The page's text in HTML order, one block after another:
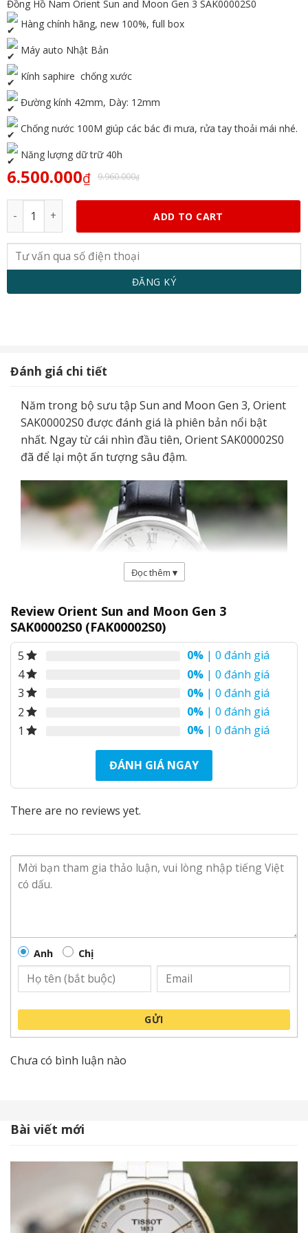
Đồng Hồ Nam Orient Sun and Moon Gen 3 SAK00002S0
Hàng chính hãng, new 100%, full box
Máy auto Nhật Bản
Kính saphire chống xước
Đường kính 42mm, Dày: 12mm
Chống nước 100M giúp các bác đi mưa, rửa tay thoải mái nhé.
Năng lượng dữ trữ 40h
6.500.000₫ 9.960.000₫
ADD TO CART
Đánh giá chi tiết
Năm trong bộ sưu tập Sun and Moon Gen 3, Orient
SAK00002S0 được đánh giá là phiên bản nổi bật
nhất. Ngay từ cái nhìn đầu tiên, Orient SAK00002S0
đã để lại một ấn tượng sâu đậm.
Đánh Giá chi tiết Orient Sun and Moon Gen 3
SAK00002S0
Không quá phức tạp nhưng cũng không hề đơn
giản, Orient Sun and Moon gen 3 SAK00002S0 luôn
Nền mặt thiết kế với vân Guilloche’ sắc sảo. Trên
nổi, vòng cung đến lượn sóng. Ô lịch trăng sao tinh
xảo đẹp mắt lôi cuốn người xem.
nhật qua một mặt số phụ có sự kết nối với ô cửa sổ
Sun and Moon.
Các cọc số được thể hiện bằng các chữ La Mã đầy cổ
Đọc thêm ▾
Review Orient Sun and Moon Gen 3
SAK00002S0 (FAK00002S0)
5 0% | 0 đánh giá
4
0% | 0 đánh giá
3
0% | 0 đánh giá
2
0% | 0 đánh giá
1
0% | 0 đánh giá
ĐÁNH GIÁ NGAY
There are no reviews yet.
Anh Chị
GỬI
Chưa có bình luận nào
Bài viết mới